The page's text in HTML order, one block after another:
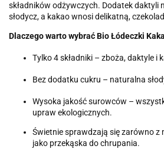
składników odżywczych. Dodatek daktyli
słodycz, a kakao wnosi delikatną,
Dlaczego warto wybrać Bio Łódeczki
Tylko 4 składniki – zboża, daktyle i
Bez dodatku cukru – naturalna
Wysoka jakość surowców –
upraw ekologicznych.
Świetnie sprawdzają się zarówno z
jako przekąska do chrupania.